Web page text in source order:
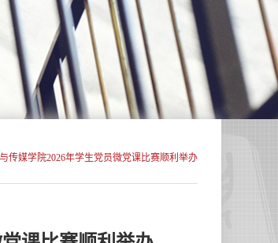
传媒学院2026年学生党员微党课比赛顺利举办